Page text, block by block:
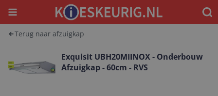
Menu
Terug naar afzuigkap
Exquisit UBH20MIINOX - Onderbouw
Afzuigkap - 60cm - RVS